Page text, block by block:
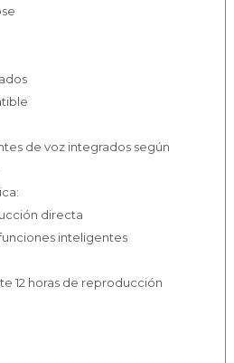
de voz integrados según
directa
inteligentes
12 horas de reproducción